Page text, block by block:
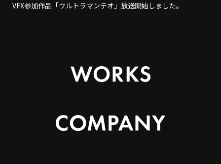
VFX参加作品「ウルトラマンテオ」放送開始しました。